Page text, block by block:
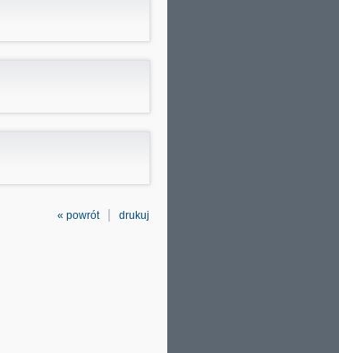
drukuj
« powrót